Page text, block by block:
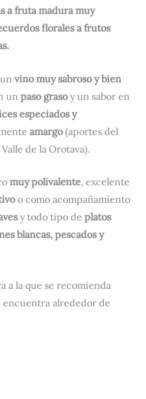
a fruta madura muy
florales a frutos
vino muy sabroso y bien
un paso grasoy un sabor en
especiados y
amargo(aportes del
de la Orotava).
muy polivalente, excelente
o como acompañamiento
y todo tipo de platos
blancas, pescados y
a la que se recomienda
encuentra alrededor de